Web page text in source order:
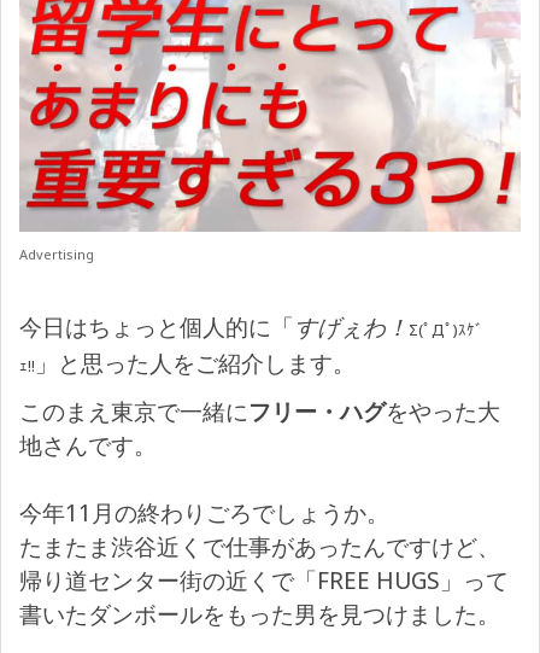
Advertising
今日はちょっと個人的に「すげぇわ！ Σ(ﾟДﾟ)ｽｹﾞ
ｪ!! 」と思った人をご紹介します。
このまえ東京で一緒にフリー・ハグをやった大
地さんです。
今年11月の終わりごろでしょうか。
たまたま渋谷近くで仕事があったんですけど、
帰り道センター街の近くで「FREE HUGS」って
書いたダンボールをもった男を見つけました。